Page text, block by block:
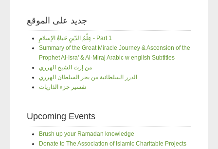
جديد على الموقع
عِلْمُ الدّينِ حَياةُ الإسلامِ - Part 1
Summary of the Great Miracle Journey & Ascension of the
Prophet Al-Isra' & Al-Miraj Arabic w english Subtitles
من إرث الشيخ الهرري
الدرر السلطانية من بحر السلطان الهرري
تفسير جزء الذاريات
Upcoming Events
Brush up your Ramadan knowledge
Donate to The Association of Islamic Charitable Projects